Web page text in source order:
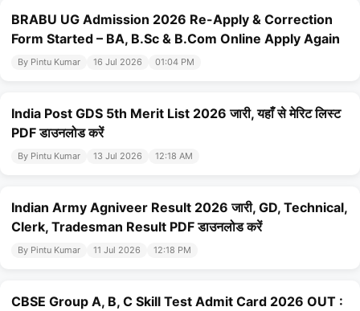
BRABU UG Admission 2026 Re-Apply & Correction
Form Started – BA, B.Sc & B.Com Online Apply Again
By Pintu Kumar 16 Jul 2026 01:04 PM
India Post GDS 5th Merit List 2026 जारी, यहाँ से मेरिट लिस्ट
PDF डाउनलोड करें
By Pintu Kumar 13 Jul 2026 12:18 AM
Indian Army Agniveer Result 2026 जारी, GD, Technical,
Clerk, Tradesman Result PDF डाउनलोड करें
By Pintu Kumar 11 Jul 2026 12:18 PM
CBSE Group A, B, C Skill Test Admit Card 2026 OUT :